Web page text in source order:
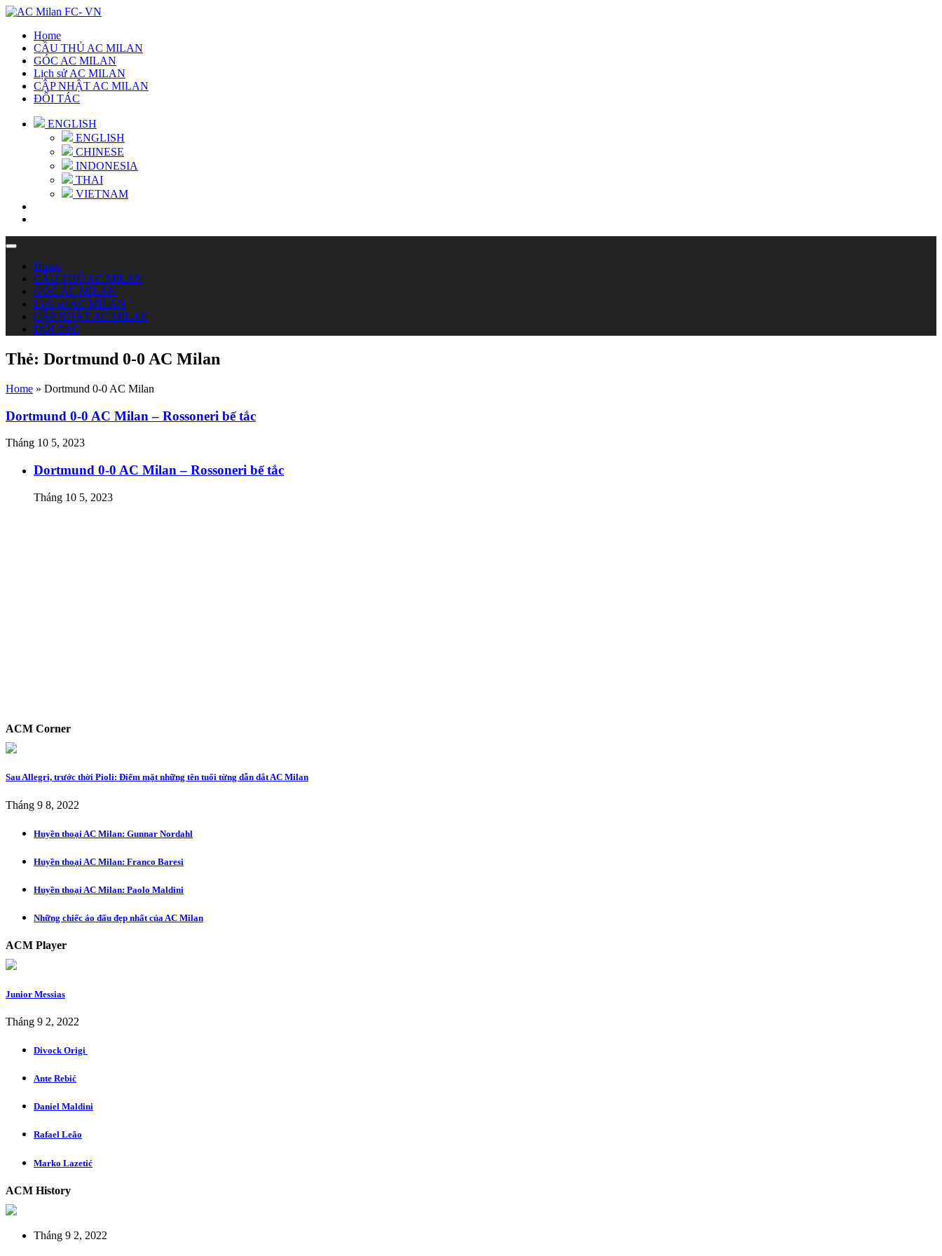
Home
CẦU THỦ AC MILAN
GÓC AC MILAN
Lịch sử AC MILAN
CẬP NHẬT AC MILAN
ĐỐI TÁC
ENGLISH
ENGLISH
CHINESE
INDONESIA
THAI
VIETNAM
Home
CẦU THỦ AC MILAN
GÓC AC MILAN
Lịch sử AC MILAN
CẬP NHẬT AC MILAN
ĐỐI TÁC
Thẻ: Dortmund 0-0 AC Milan
Home » Dortmund 0-0 AC Milan
Dortmund 0-0 AC Milan – Rossoneri bế tắc
Tháng 10 5, 2023
Dortmund 0-0 AC Milan – Rossoneri bế tắc
Tháng 10 5, 2023
ACM Corner
Sau Allegri, trước thời Pioli: Điểm mặt những tên tuổi từng dẫn dắt AC Milan
Tháng 9 8, 2022
Huyền thoại AC Milan: Gunnar Nordahl
Huyền thoại AC Milan: Franco Baresi
Huyền thoại AC Milan: Paolo Maldini
Những chiếc áo đấu đẹp nhất của AC Milan
ACM Player
Junior Messias
Tháng 9 2, 2022
Divock Origi
Ante Rebić
Daniel Maldini
Rafael Leão
Marko Lazetić
ACM History
Tháng 9 2, 2022